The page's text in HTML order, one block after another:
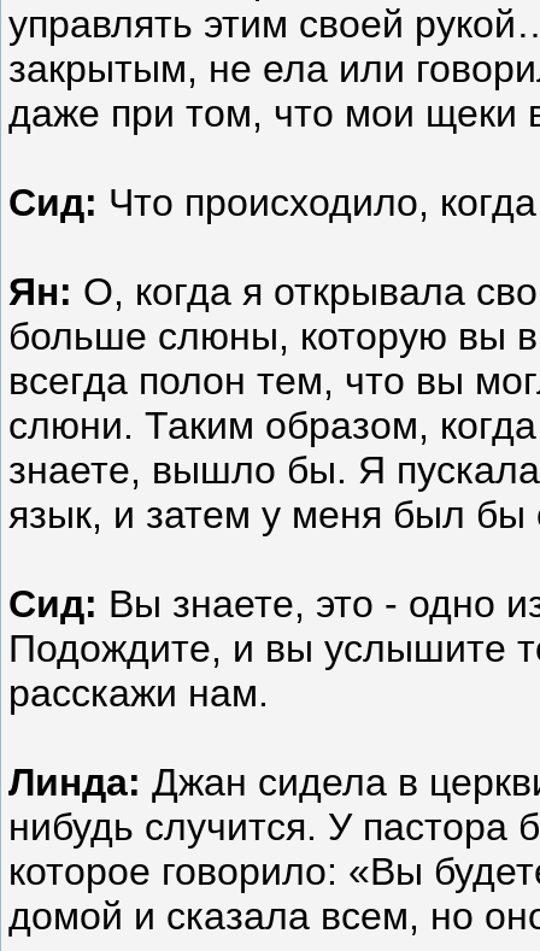
управлять этим своей
закрытым, не ела или
даже при том, что мои щеки
Сид: Что происходило,
Ян: О, когда я открывала
больше слюны, которую вы
всегда полон тем, что вы
слюни. Таким образом,
знаете, вышло бы. Я
язык, и затем у меня был бы
Сид: Вы знаете, это - одно
Подождите, и вы услышите
расскажи нам.
Линда: Джан сидела в
нибудь случится. У
которое говорило: «Вы
домой и сказала всем, но